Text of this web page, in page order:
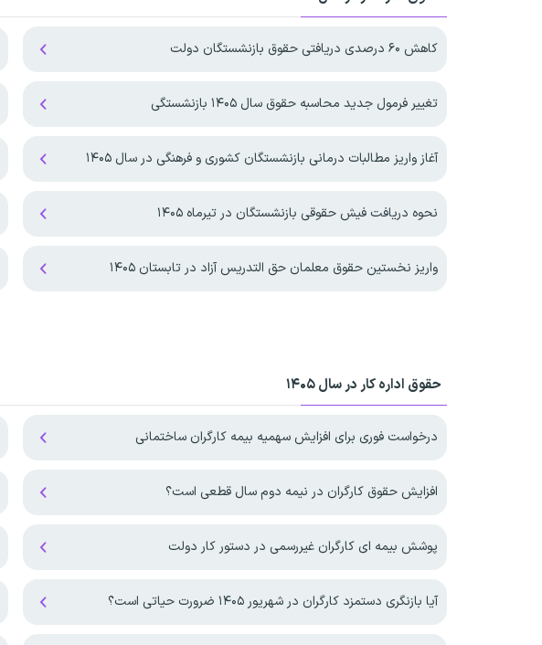
کاهش ۶۰ درصدی دریافتی حقوق بازنشستگان دولت
تغییر فرمول جدید محاسبه حقوق سال ۱۴۰۵ بازنشستگی
آغاز واریز مطالبات درمانی بازنشستگان کشوری و فرهنگی در سال ۱۴۰۵
نحوه دریافت فیش حقوقی بازنشستگان در تیرماه ۱۴۰۵
واریز نخستین حقوق معلمان حق التدریس آزاد در تابستان ۱۴۰۵
حقوق اداره کار در سال ۱۴۰۵
درخواست فوری برای افزایش سهمیه بیمه کارگران ساختمانی
افزایش حقوق کارگران در نیمه دوم سال قطعی است؟
پوشش بیمه ای کارگران غیررسمی در دستور کار دولت
آیا بازنگری دستمزد کارگران در شهریور ۱۴۰۵ ضرورت حیاتی است؟